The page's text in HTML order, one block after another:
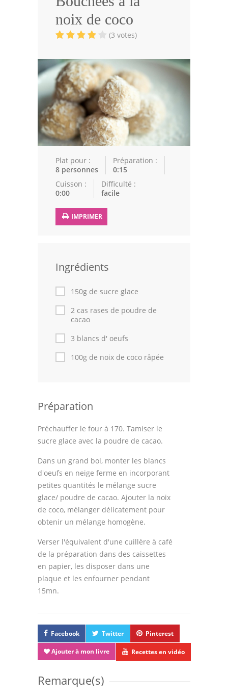
Volailles
Cuisines Orientales
Recettes marocaine
Cuisine Algérienne
Cuisine Tunisienne
Cuisine Juive
Cuisine Libanaise
Astuces de cuisine
Fêtes Religieuses
Chefs
Forum
Thèmes
Espace Personnel
noix de coco
(3 votes)
Plat pour :
8 personnes
Préparation :
0:15
Cuisson :
0:00
Difficulté :
facile
IMPRIMER
Ingrédients
150g de sucre glace
2 cas rases de poudre de
cacao
3 blancs d' oeufs
100g de noix de coco râpée
Préparation
Préchauffer le four à 170. Tamiser le
sucre glace avec la poudre de cacao.
Dans un grand bol, monter les blancs
d'oeufs en neige ferme en incorporant
petites quantités le mélange sucre
glace/ poudre de cacao. Ajouter la noix
de coco, mélanger délicatement pour
obtenir un mélange homogène.
Verser l'équivalent d'une cuillère à café
de la préparation dans des caissettes
en papier, les disposer dans une
plaque et les enfourner pendant
15mn.
Facebook Twitter Pinterest
Ajouter à mon livre Recettes en vidéo
Remarque(s)